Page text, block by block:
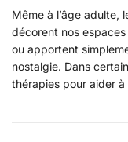
Même à l’âge adulte,
décorent nos
ou apportent
nostalgie. Dans
thérapies pour aider à